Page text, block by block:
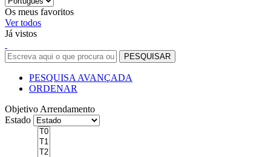
Os meus favoritos
Ver todos
Já vistos
PESQUISA AVANÇADA
ORDENAR
Objetivo Arrendamento
Estado